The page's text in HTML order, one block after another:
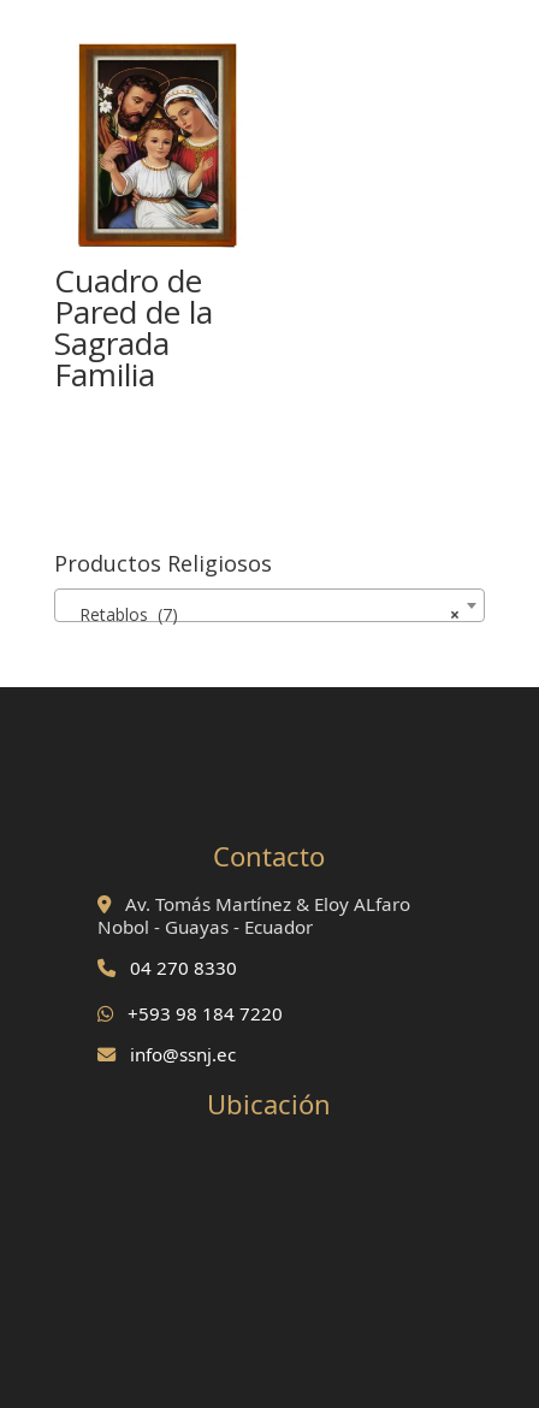
Cuadro de
Pared de la
Sagrada
Familia
Productos Religiosos
×
Retablos (7)
Contacto
Av. Tomás Martínez & Eloy ALfaro
Nobol - Guayas - Ecuador
04 270 8330
+593 98 184 7220
info@ssnj.ec
Ubicación